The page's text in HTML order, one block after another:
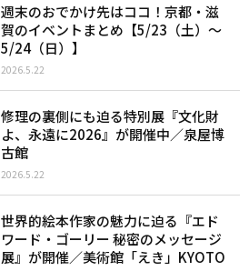
週末のおでかけ先はココ！京都・滋
賀のイベントまとめ【5/23（土）〜
5/24（日）】
2026.5.22
修理の裏側にも迫る特別展『文化財
よ、永遠に2026』が開催中／泉屋博
古館
2026.5.22
世界的絵本作家の魅力に迫る『エド
ワード・ゴーリー 秘密のメッセージ
展』が開催／美術館「えき」KYOTO